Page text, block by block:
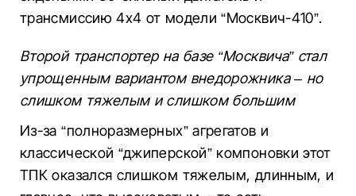
трансмиссию 4х4 от модели “Москвич-410”.
Второй транспортер на базе “Москвича” стал
упрощенным вариантом внедорожника – но
слишком тяжелым и слишком большим
Из-за “полноразмерных” агрегатов и
классической “джиперской” компоновки этот
ТПК оказался слишком тяжелым, длинным, и